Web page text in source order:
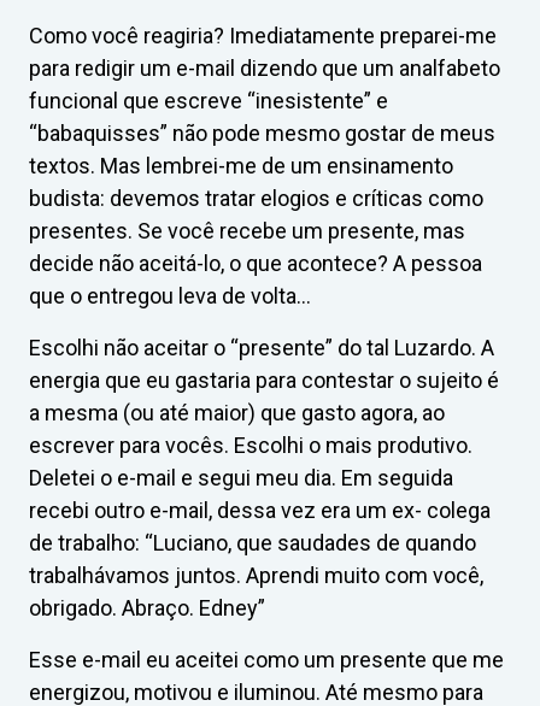
Como você reagiria? Imediatamente preparei-me
para redigir um e-mail dizendo que um analfabeto
funcional que escreve “inesistente” e
“babaquisses” não pode mesmo gostar de meus
textos. Mas lembrei-me de um ensinamento
budista: devemos tratar elogios e críticas como
presentes. Se você recebe um presente, mas
decide não aceitá-lo, o que acontece? A pessoa
que o entregou leva de volta…
Escolhi não aceitar o “presente” do tal Luzardo. A
energia que eu gastaria para contestar o sujeito é
a mesma (ou até maior) que gasto agora, ao
escrever para vocês. Escolhi o mais produtivo.
Deletei o e-mail e segui meu dia. Em seguida
recebi outro e-mail, dessa vez era um ex- colega
de trabalho: “Luciano, que saudades de quando
trabalhávamos juntos. Aprendi muito com você,
obrigado. Abraço. Edney”
Esse e-mail eu aceitei como um presente que me
energizou, motivou e iluminou. Até mesmo para